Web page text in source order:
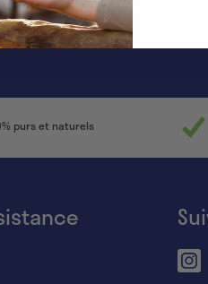
purs et naturels